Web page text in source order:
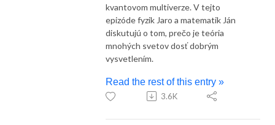
kvantovom multiverze. V tejto
epizóde fyzik Jaro a matematik Ján
diskutujú o tom, prečo je teória
mnohých svetov dosť dobrým
vysvetlením.
Read the rest of this entry »
3.6K